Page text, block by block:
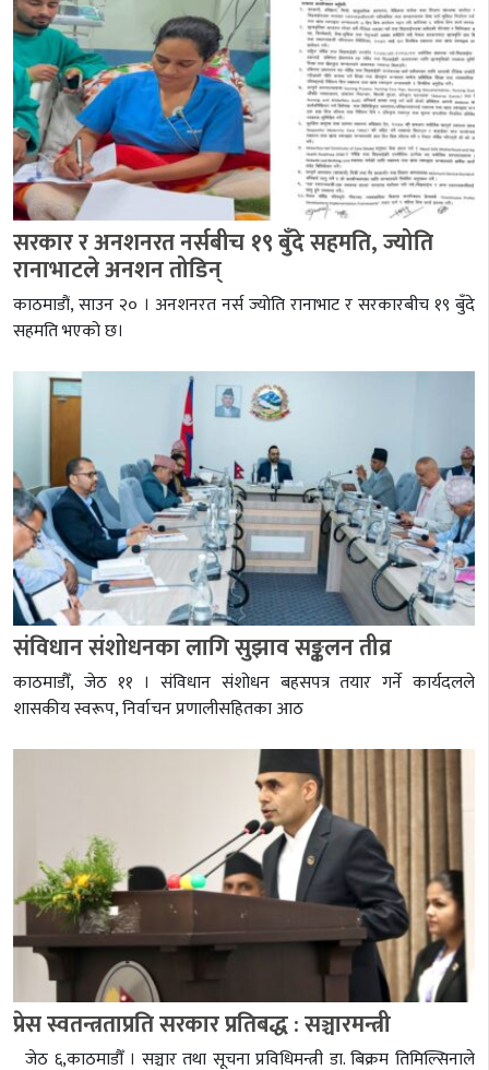
सरकार र अनशनरत नर्सबीच १९ बुँदे सहमति, ज्योति
रानाभाटले अनशन तोडिन्
काठमाडौं, साउन २० । अनशनरत नर्स ज्योति रानाभाट र सरकारबीच १९ बुँदे
सहमति भएको छ।
संविधान संशोधनका लागि सुझाव सङ्कलन तीव्र
काठमाडौँ, जेठ ११ । संविधान संशोधन बहसपत्र तयार गर्ने कार्यदलले
शासकीय स्वरूप, निर्वाचन प्रणालीसहितका आठ
प्रेस स्वतन्त्रताप्रति सरकार प्रतिबद्ध : सञ्चारमन्त्री
जेठ ६,काठमाडौँ । सञ्चार तथा सूचना प्रविधिमन्त्री डा. बिक्रम तिमिल्सिनाले